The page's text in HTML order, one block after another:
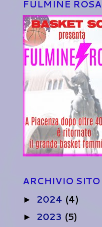
FULMINE ROSA
ARCHIVIO SITO
► 2024 (4)
► 2023 (5)